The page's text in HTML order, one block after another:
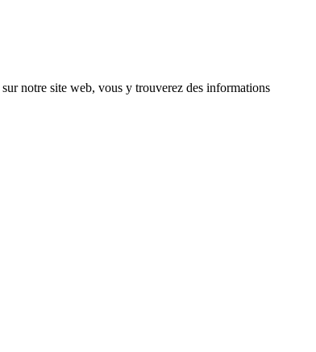
sur notre site web, vous y trouverez des informations